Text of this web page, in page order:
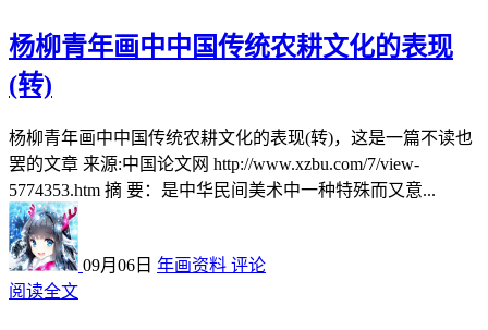
杨柳青年画中中国传统农耕文化的表现
(转)
杨柳青年画中中国传统农耕文化的表现(转)，这是一篇不读也
罢的文章 来源:中国论文网 http://www.xzbu.com/7/view-
5774353.htm 摘 要：是中华民间美术中一种特殊而又意...
09月06日 年画资料 评论
阅读全文